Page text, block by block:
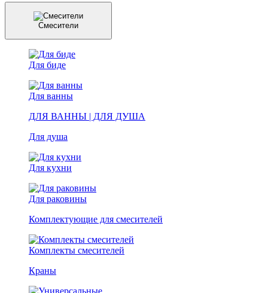
Смесители
Для биде
Для ванны
ДЛЯ ВАННЫ | ДЛЯ ДУША
Для душа
Для кухни
Для раковины
Комплектующие для смесителей
Комплекты смесителей
Краны